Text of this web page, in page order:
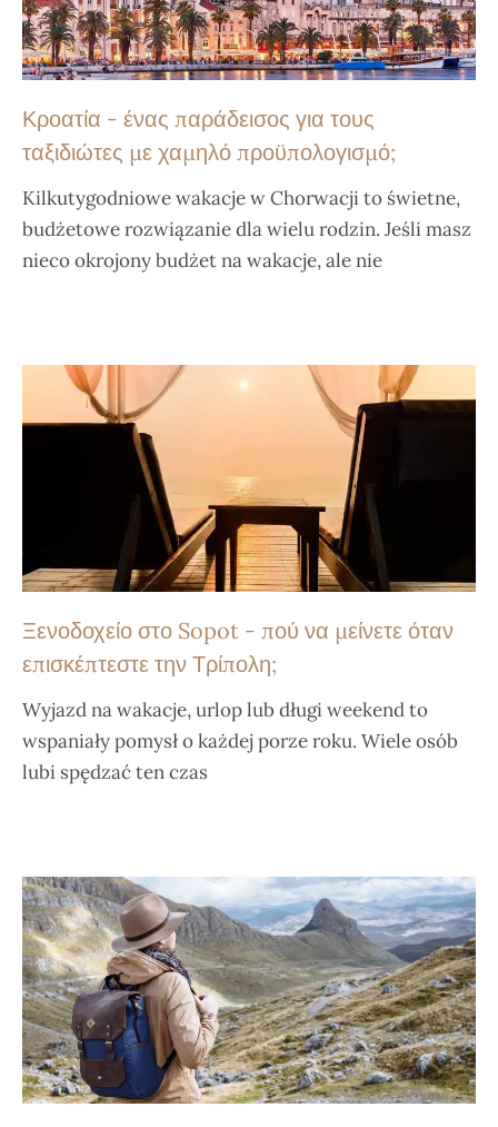
Κροατία - ένας παράδεισος για τους
ταξιδιώτες με χαμηλό προϋπολογισμό;
Kilkutygodniowe wakacje w Chorwacji to świetne,
budżetowe rozwiązanie dla wielu rodzin. Jeśli masz
nieco okrojony budżet na wakacje, ale nie
Ξενοδοχείο στο Sopot - πού να μείνετε όταν
επισκέπτεστε την Τρίπολη;
Wyjazd na wakacje, urlop lub długi weekend to
wspaniały pomysł o każdej porze roku. Wiele osób
lubi spędzać ten czas